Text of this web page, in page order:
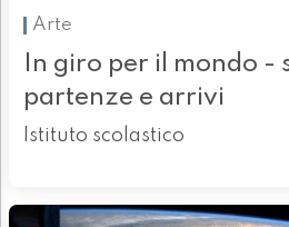
Arte
In giro per il mondo -
partenze e arrivi
Istituto scolastico